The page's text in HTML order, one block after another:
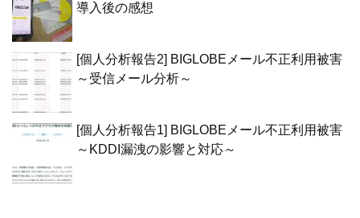
導入後の感想
[個人分析報告2] BIGLOBEメール不正利用被害
～受信メール分析～
[個人分析報告1] BIGLOBEメール不正利用被害
～KDDI漏洩の影響と対応～